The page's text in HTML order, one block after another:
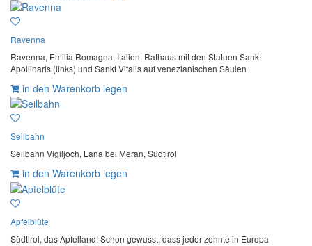
Ravenna
Ravenna, Emilia Romagna, Italien: Rathaus mit den Statuen Sankt
Apollinaris (links) und Sankt Vitalis auf venezianischen Säulen
in den Warenkorb legen
Seilbahn
Seilbahn Vigiljoch, Lana bei Meran, Südtirol
in den Warenkorb legen
Apfelblüte
Südtirol, das Apfelland! Schon gewusst, dass jeder zehnte in Europa